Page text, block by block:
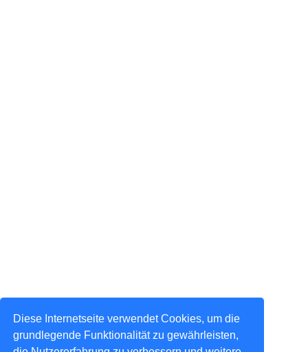
Diese Internetseite verwendet Cookies, um die
grundlegende Funktionalität zu gewährleisten,